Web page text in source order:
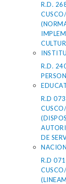
R.D.
R.D.
R.D
DE
R.D